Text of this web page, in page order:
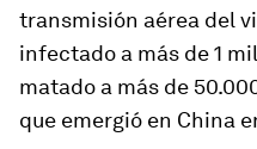
transmisión aérea del
infectado a más de 1
matado a más de
que emergió en China